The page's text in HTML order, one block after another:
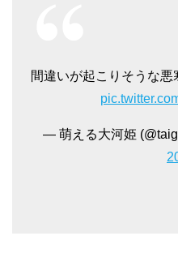
間違いが起こりそうな悪
— 萌える大河姫